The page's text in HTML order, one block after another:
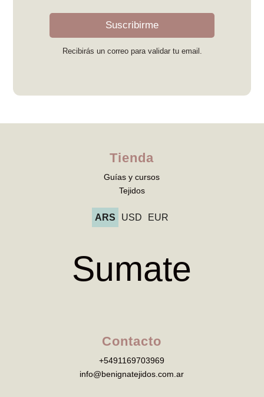
Suscribirme
Recibirás un correo para validar tu email.
Tienda
Guías y cursos
Tejidos
ARS USD EUR
Sumate
Contacto
+5491169703969
info@benignatejidos.com.ar